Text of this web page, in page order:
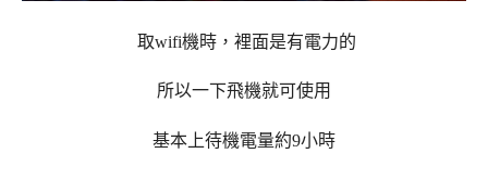
取wifi機時，裡面是有電力的
所以一下飛機就可使用
基本上待機電量約9小時